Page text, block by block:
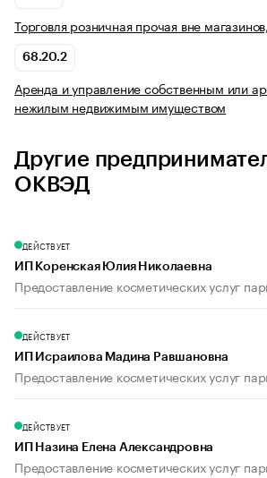
Торговля розничная прочая вне
68.20.2
Аренда и управление собственным или
нежилым недвижимым имуществом
Другие
ОКВЭД
ДЕЙСТВУЕТ
ИП Коренская Юлия Николаевна
Предоставление косметических услуг
ДЕЙСТВУЕТ
ИП Исраилова Мадина Равшановна
Предоставление косметических услуг
ДЕЙСТВУЕТ
ИП Назина Елена Александровна
Предоставление косметических услуг